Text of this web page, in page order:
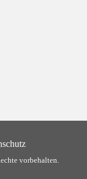
vorbehalten.